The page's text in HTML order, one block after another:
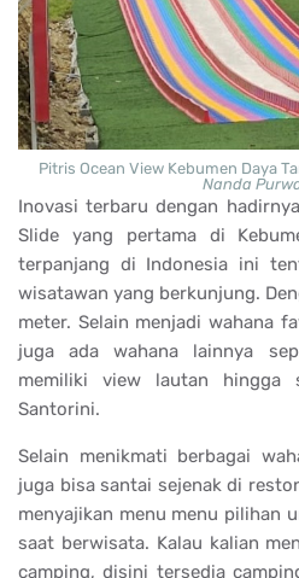
Pitris Ocean View Kebumen Daya
Nanda
Inovasi terbaru dengan
Slide yang pertama di
terpanjang di Indonesia ini
wisatawan yang berkunjung.
meter. Selain menjadi wahana
juga ada wahana lainnya
memiliki view lautan hingga
Santorini.
Selain menikmati berbagai
juga bisa santai sejenak di
menyajikan menu menu pilihan
saat berwisata. Kalau kalian
camping, disini tersedia